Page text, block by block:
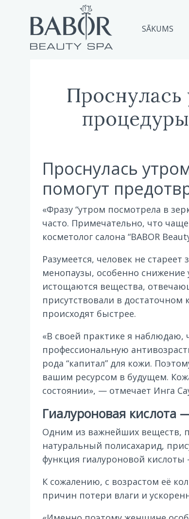
SĀKUMS
Проснулась
Проснулась
помогут
«Фразу “утром посмотрела в
часто. Примечательно, что
косметолог салона “BABOR
Разумеется, человек не
менопаузы, особенно снижение
истощаются вещества,
присутствовали в
происходят быстрее.
«В своей практике я
профессиональную
рода “капитал” для кожи.
вашим ресурсом в будущем.
состоянии», — отмечает Инга
Гиалуроновая кислота
Одним из важнейших веществ,
натуральный полисахарид,
функция гиалуроновой
К сожалению, с возрастом её
причин потери влаги и